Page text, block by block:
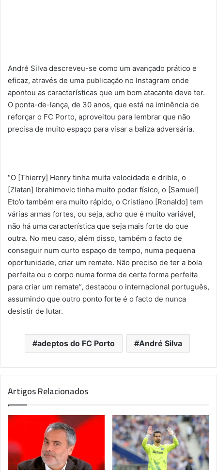
André Silva descreveu-se como um avançado prático e
eficaz, através de uma publicação no Instagram onde
apontou as características que um bom atacante deve ter.
O ponta-de-lança, de 30 anos, que está na iminência de
reforçar o FC Porto, aproveitou para lembrar que não
precisa de muito espaço para visar a baliza adversária.
“O [Thierry] Henry tinha muita velocidade e drible, o
[Zlatan] Ibrahimovic tinha muito poder físico, o [Samuel]
Eto’o também era muito rápido, o Cristiano [Ronaldo] tem
várias armas fortes, ou seja, acho que é muito variável,
não há uma característica que seja mais forte do que
outra. No meu caso, além disso, também o facto de
conseguir num curto espaço de tempo, numa pequena
oportunidade, criar um remate. Não preciso de ter a bola
perfeita ou o corpo numa forma de certa forma perfeita
para criar um remate”, destacou o internacional português,
assumindo que outro ponto forte é o facto de nunca
desistir de lutar.
adeptos do FC Porto André Silva
Artigos Relacionados